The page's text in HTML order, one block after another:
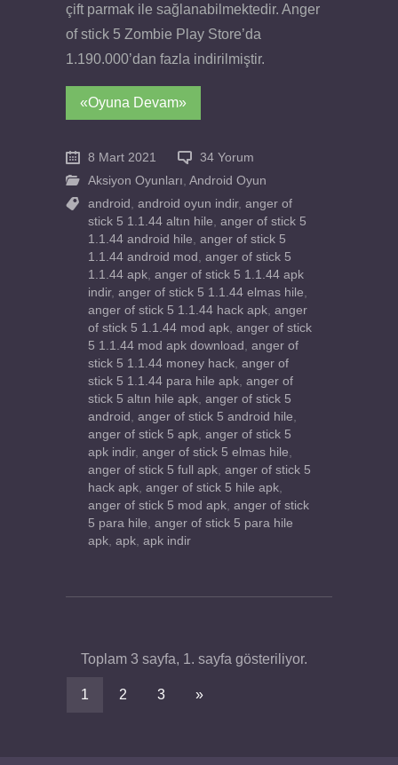
çift parmak ile sağlanabilmektedir. Anger
of stick 5 Zombie Play Store’da
1.190.000’dan fazla indirilmiştir.
«Oyuna Devam»
8 Mart 2021
34 Yorum
Aksiyon Oyunları Android Oyun
android
android oyun indir, anger of
stick 5 1.1.44 altın hile anger of stick 5
1.1.44 android hile anger of stick 5
1.1.44 android mod
anger of stick 5
1.1.44 apk anger of stick 5 1.1.44 apk
indir, anger of stick 5 1.1.44 elmas hile
anger of stick 5 1.1.44 hack apk anger
of stick 5 1.1.44 mod apk anger of stick
5 1.1.44 mod apk download
anger of
stick 5 1.1.44 money hack anger of
stick 5 1.1.44 para hile apk anger of
stick 5 altın hile apk anger of stick 5
android
anger of stick 5 android hile
anger of stick 5 apk anger of stick 5
apk indir, anger of stick 5 elmas hile
anger of stick 5 full apk anger of stick 5
hack apk anger of stick 5 hile apk
anger of stick 5 mod apk anger of stick
5 para hile anger of stick 5 para hile
apk apk apk indir
Toplam 3 sayfa, 1. sayfa gösteriliyor.
1 2 3 »